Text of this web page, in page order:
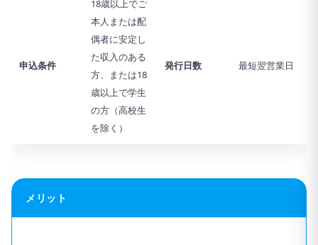
申込条件
18歳以上でご
本人または配
偶者に安定し
た収入のある
方、または18
歳以上で学生
の方（高校生
を除く）
発行日数 最短翌営業日
メリット